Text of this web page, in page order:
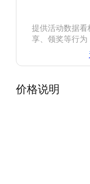
提供活动数据
价格说明